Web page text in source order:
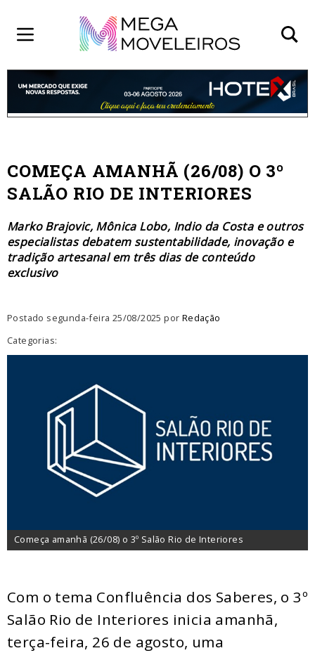
COMEÇA AMANHÃ (26/08) O 3º
SALÃO RIO DE INTERIORES
Marko Brajovic, Mônica Lobo, Indio da Costa e outros
especialistas debatem sustentabilidade, inovação e
tradição artesanal em três dias de conteúdo
exclusivo
Postado segunda-feira 25/08/2025 por Redação
Categorias:
Começa amanhã (26/08) o 3º Salão Rio de Interiores
Com o tema Confluência dos Saberes, o 3º
Salão Rio de Interiores inicia amanhã,
terça-feira, 26 de agosto, uma